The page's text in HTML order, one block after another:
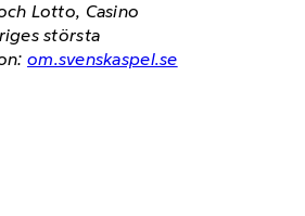
Lotto, Casino
största
om.svenskaspel.se